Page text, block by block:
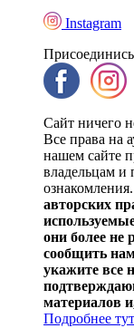
Instagram
Сайт ничего
Все права на
нашем сайте
владельцам и
ознакомления.
авторских
они более не
сообщить
укажите все
материалов
Подробнее тут